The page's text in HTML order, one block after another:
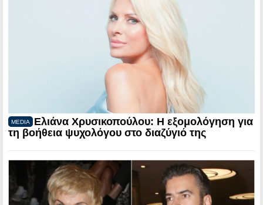
MEDIA
Ελιάνα Χρυσικοπούλου: Η εξομολόγηση για
τη βοήθεια ψυχολόγου στο διαζύγιό της